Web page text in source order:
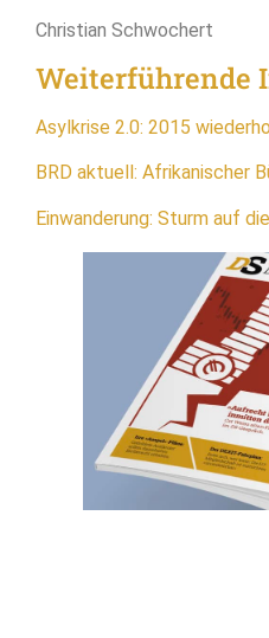
Christian Schwochert
Weiterführende
Asylkrise 2.0: 2015
BRD aktuell: Afrikanischer
Einwanderung: Sturm auf